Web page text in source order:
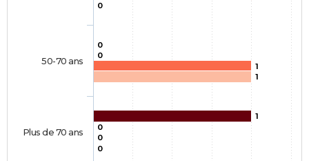
0
1
0
0
1
0
0
1
0
50-70 ans
Plus de 70 ans